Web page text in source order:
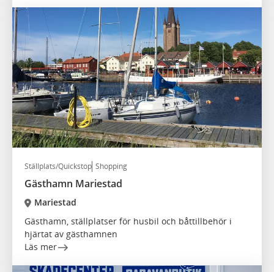
Ställplats/Quickstop Shopping
Gästhamn Mariestad
Mariestad
Gästhamn, ställplatser för husbil och båttillbehör i
hjärtat av gästhamnen
Läs mer